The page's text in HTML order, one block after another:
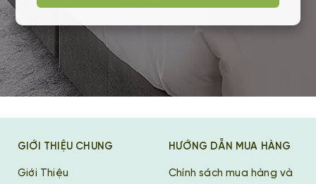
GIỚI THIỆU CHUNG
Giới Thiệu
HƯỚNG DẪN MUA HÀNG
Chính sách mua hàng và